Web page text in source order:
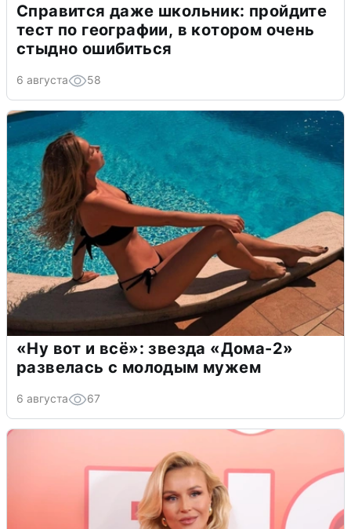
Справится даже школьник: пройдите
тест по географии, в котором очень
стыдно ошибиться
6 августа 58
«Ну вот и всё»: звезда «Дома-2»
развелась с молодым мужем
6 августа 67